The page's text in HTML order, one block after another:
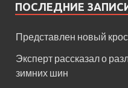
ПОСЛЕДНИЕ
Представлен новый
Эксперт рассказал о
зимних шин